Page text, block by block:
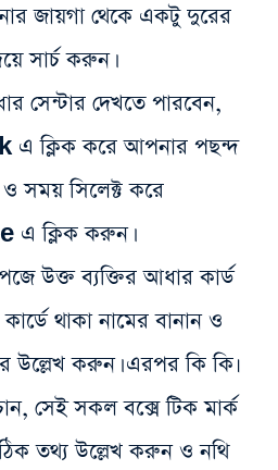
জায়গা থেকে একটু দুরের
সার্চ করুন।
সেন্টার দেখতে পারবেন,
ক্লিক করে আপনার পছন্দ
সময় সিলেক্ট করে
ক্লিক করুন।
উক্ত ব্যক্তির আধার কার্ড
থাকা নামের বানান ও
উল্লেখ করুন। এরপর কি কি৷
সেই সকল বক্সে টিক মার্ক
তথ্য উল্লেখ করুন ও নথি